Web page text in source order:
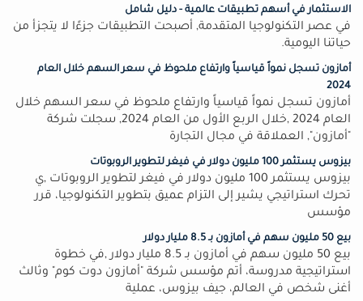
الاستثمار في أسهم تطبيقات عالمية - دليل شامل
في عصر التكنولوجيا المتقدمة, أصبحت التطبيقات جزءًا لا يتجزأ من
حياتنا اليومية.
أمازون تسجل نمواً قياسياً وارتفاع ملحوظ في سعر السهم خلال العام
2024
أمازون تسجل نمواً قياسياً وارتفاع ملحوظ في سعر السهم خلال
العام 2024 ,خلال الربع الأول من العام 2024, سجلت شركة
"أمازون", العملاقة في مجال التجارة
بيزوس يستثمر 100 مليون دولار في فيغر لتطوير الروبوتات
بيزوس يستثمر 100 مليون دولار في فيغر لتطوير الروبوتات ,ي
تحرك استراتيجي يشير إلى التزام عميق بتطوير التكنولوجيا، قرر
مؤسس
بيع 50 مليون سهم في أمازون بـ 8.5 مليار دولار
بيع 50 مليون سهم في أمازون بـ 8.5 مليار دولار ,في خطوة
استراتيجية مدروسة، أتم مؤسس شركة "أمازون دوت كوم" وثالث
أغنى شخص في العالم، جيف بيزوس، عملية